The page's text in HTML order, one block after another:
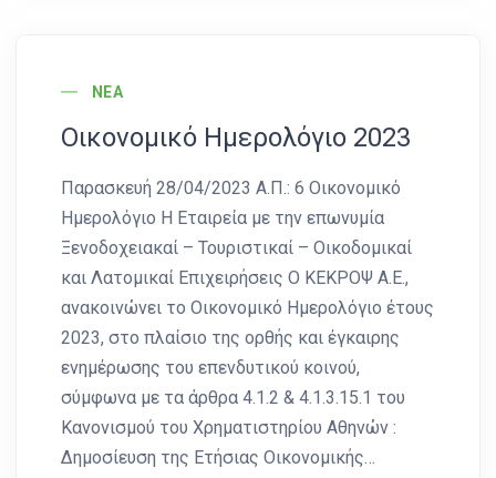
ΝΈΑ
Οικονομικό Ημερολόγιο 2023
Παρασκευή 28/04/2023 Α.Π.: 6 Οικονομικό
Ημερολόγιο Η Εταιρεία με την επωνυμία
Ξενοδοχειακαί – Τουριστικαί – Οικοδομικαί
και Λατομικαί Επιχειρήσεις Ο ΚΕΚΡΟΨ Α.Ε.,
ανακοινώνει το Οικονομικό Ημερολόγιο έτους
2023, στο πλαίσιο της ορθής και έγκαιρης
ενημέρωσης του επενδυτικού κοινού,
σύμφωνα με τα άρθρα 4.1.2 & 4.1.3.15.1 του
Κανονισμού του Χρηματιστηρίου Αθηνών :
Δημοσίευση της Ετήσιας Οικονομικής…